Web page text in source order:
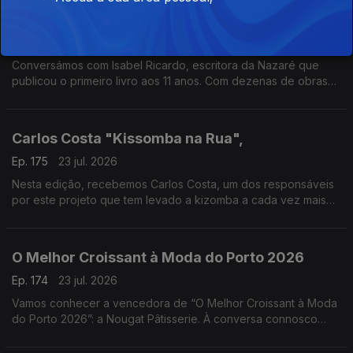
Conversámos com Isabel Ricardo, escritora da Nazaré que
publicou o primeiro livro aos 11 anos. Com dezenas de obras
Carlos Costa "Kissomba na Rua",
Ep. 175
23 jul. 2026
Nesta edição, recebemos Carlos Costa, um dos responsáveis
por este projeto que tem levado a kizomba a cada vez mais
O Melhor Croissant à Moda do Porto 2026
Ep. 174
23 jul. 2026
Vamos conhecer a vencedora de “O Melhor Croissant à Moda
do Porto 2026”: a Nougat Pâtisserie. À conversa connosco